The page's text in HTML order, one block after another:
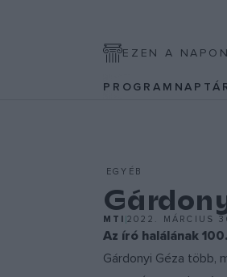
EZEN A NAPON
EGYÉB
MTI 2022. MÁRCIUS
Az író halálának
Gárdonyi Géza több,